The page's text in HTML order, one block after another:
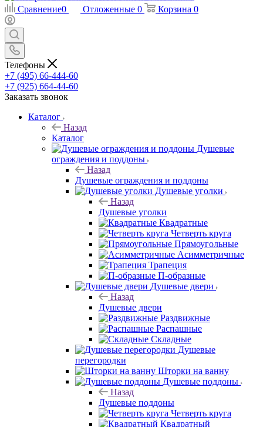
Сравнение0 Отложенные 0 Корзина 0
Телефоны
+7 (495) 66-444-60
+7 (925) 664-44-60
Заказать звонок
Каталог
Назад
Каталог
Душевые
ограждения и поддоны
Назад
Душевые ограждения и поддоны
Душевые уголки
Назад
Душевые уголки
Квадратные
Четверть круга
Прямоугольные
Асимметричные
Трапеция
П-образные
Душевые двери
Назад
Душевые двери
Раздвижные
Распашные
Складные
Душевые
перегородки
Шторки на ванну
Душевые поддоны
Назад
Душевые поддоны
Четверть круга
Квадратный